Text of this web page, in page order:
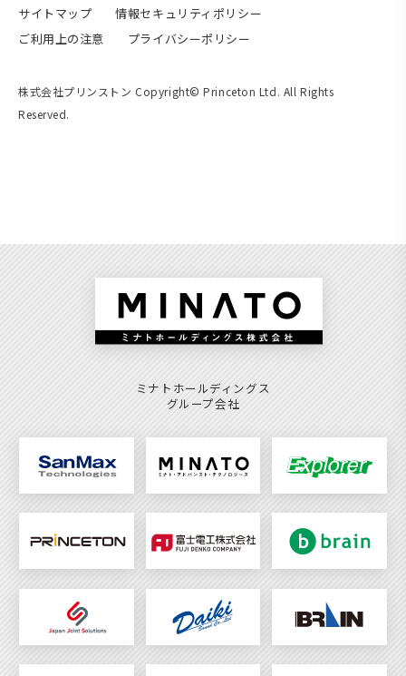
サイトマップ
情報セキュリティポリシー
ご利用上の注意
プライバシーポリシー
株式会社プリンストン Copyright© Princeton Ltd. All Rights
Reserved.
ミナトホールディングス
グループ会社